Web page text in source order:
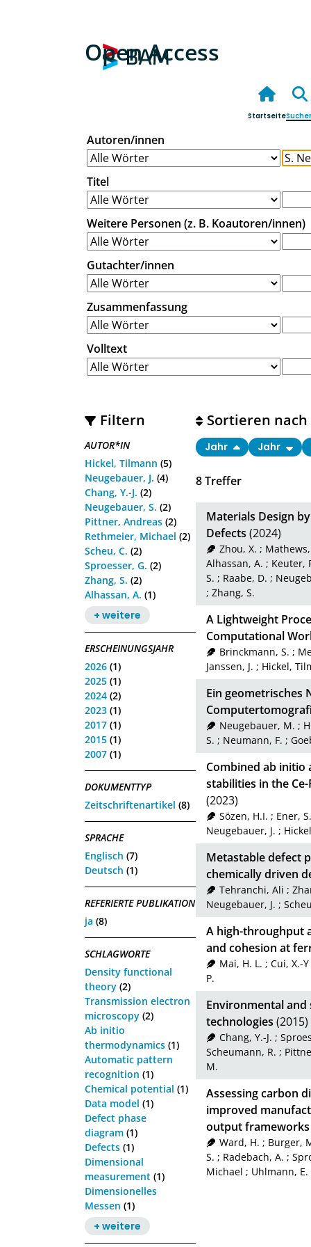
Open Access
Startseite
Autoren/innen
Titel
Weitere Personen (z. B. Koautoren/innen)
Gutachter/innen
Zusammenfassung
Volltext
Filtern
AUTOR*IN
Hickel, Tilmann (5)
Neugebauer, J. (4)
Chang, Y.-J. (2)
Neugebauer, S. (2)
Pittner, Andreas (2)
Rethmeier, Michael (2)
Scheu, C. (2)
Sproesser, G. (2)
Zhang, S. (2)
Alhassan, A. (1)
+ weitere
ERSCHEINUNGSJAHR
2026 (1)
2025 (1)
2024 (2)
2023 (1)
2017 (1)
2015 (1)
2007 (1)
DOKUMENTTYP
Zeitschriftenartikel (8)
SPRACHE
Englisch (7)
Deutsch (1)
REFERIERTE PUBLIKATION
ja (8)
SCHLAGWORTE
Density functional
theory (2)
Transmission electron
microscopy (2)
Ab initio
thermodynamics (1)
Automatic pattern
recognition (1)
Chemical potential (1)
Data model (1)
Defect phase
diagram (1)
Defects (1)
Dimensional
measurement (1)
Dimensionelles
Messen (1)
+ weitere
8Treffer
Sortieren nach
Jahr Jahr
Materials Design
Defects (2024)
Zhou, X. ;
Alhassan, A. ; Keuter,
S. ; Raabe, D. ;
; Zhang, S.
A Lightweight
Computational
Brinckmann, S. ;
Janssen, J. ; Hickel,
Ein geometrisches
Neugebauer, M. ;
S. ; Neumann, F. ;
Combined ab initio
stabilities in the
(2023)
Sözen, H.I. ; Ener, S.
Neugebauer, J. ;
Metastable defect
chemically driven
Tehranchi, Ali ;
Neugebauer, J. ;
A high-throughput
and cohesion at
Mai, H. L. ; Cui, X.-Y
P.
Environmental and
technologies (2015)
Chang, Y.-J. ;
Scheumann, R. ;
M.
Assessing carbon
improved
output frameworks
Ward, H. ; Burger,
S. ; Radebach, A. ;
Michael ; Uhlmann, E.